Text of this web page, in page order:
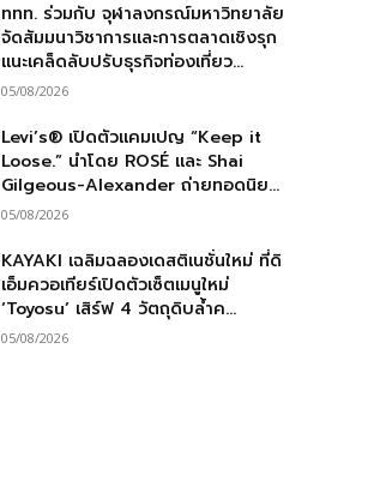
ททท. ร่วมกับ จุฬาลงกรณ์มหาวิทยาลัย
จัดสัมมนาวิชาการและการตลาดเชิงรุก
แนะเคล็ดลับปรับธุรกิจท่องเที่ยว...
05/08/2026
Levi’s® เปิดตัวแคมเปญ “Keep it
Loose.” นำโดย ROSÉ และ Shai
Gilgeous-Alexander ถ่ายทอดนิย...
05/08/2026
KAYAKI เฉลิมฉลองเดสติเนชั่นใหม่ ที่ดิ
เอ็มควอเทียร์เปิดตัวเซ็ตเมนูใหม่
‘Toyosu’ เสิร์ฟ 4 วัตถุดิบล้ำค...
05/08/2026